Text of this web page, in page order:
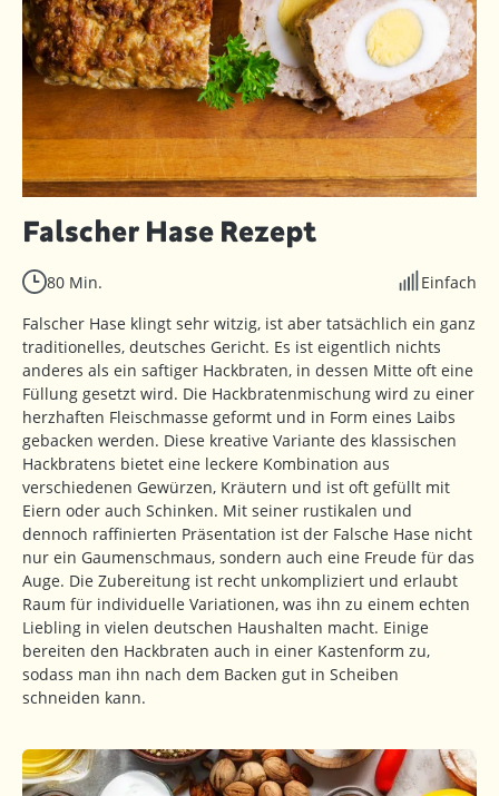
Falscher Hase Rezept
80 Min.
Einfach
Falscher Hase klingt sehr witzig, ist aber tatsächlich ein ganz
traditionelles, deutsches Gericht. Es ist eigentlich nichts
anderes als ein saftiger Hackbraten, in dessen Mitte oft eine
Füllung gesetzt wird. Die Hackbratenmischung wird zu einer
herzhaften Fleischmasse geformt und in Form eines Laibs
gebacken werden. Diese kreative Variante des klassischen
Hackbratens bietet eine leckere Kombination aus
verschiedenen Gewürzen, Kräutern und ist oft gefüllt mit
Eiern oder auch Schinken. Mit seiner rustikalen und
dennoch raffinierten Präsentation ist der Falsche Hase nicht
nur ein Gaumenschmaus, sondern auch eine Freude für das
Auge. Die Zubereitung ist recht unkompliziert und erlaubt
Raum für individuelle Variationen, was ihn zu einem echten
Liebling in vielen deutschen Haushalten macht. Einige
bereiten den Hackbraten auch in einer Kastenform zu,
sodass man ihn nach dem Backen gut in Scheiben
schneiden kann.